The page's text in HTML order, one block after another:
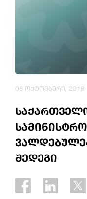
შედეგი
08 ოქტომბერი, 2019